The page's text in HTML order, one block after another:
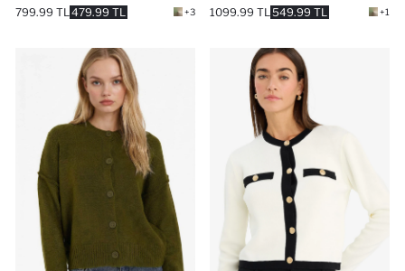
479.99 TL
799.99 TL +3 549.99 TL
1099.99 TL +1